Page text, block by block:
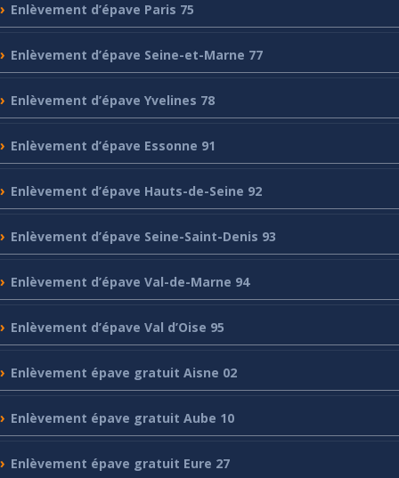
Enlèvement d’épave Paris 75
Enlèvement d’épave Seine-et-Marne 77
Enlèvement d’épave Yvelines 78
Enlèvement d’épave Essonne 91
Enlèvement d’épave Hauts-de-Seine 92
Enlèvement d’épave Seine-Saint-Denis 93
Enlèvement d’épave Val-de-Marne 94
Enlèvement d’épave Val d’Oise 95
Enlèvement épave gratuit Aisne 02
Enlèvement épave gratuit Aube 10
Enlèvement épave gratuit Eure 27